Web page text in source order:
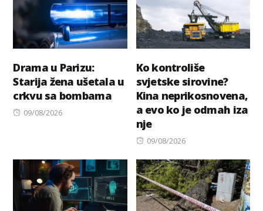
Drama u Parizu:
Starija žena ušetala u
crkvu sa bombama
Posted
09/08/2026
Ko kontroliše
svjetske sirovine?
Kina neprikosnovena,
a evo ko je odmah iza
nje
Posted
09/08/2026